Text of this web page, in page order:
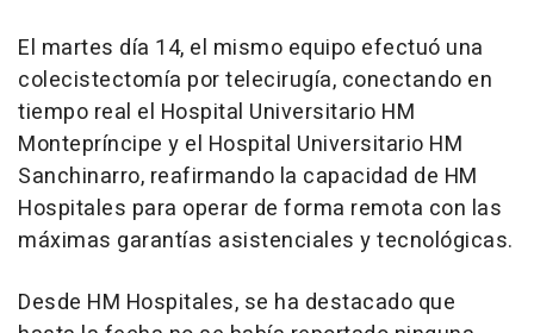
El martes día 14, el mismo equipo efectuó una
colecistectomía por telecirugía, conectando en
tiempo real el Hospital Universitario HM
Montepríncipe y el Hospital Universitario HM
Sanchinarro, reafirmando la capacidad de HM
Hospitales para operar de forma remota con las
máximas garantías asistenciales y tecnológicas.
Desde HM Hospitales, se ha destacado que